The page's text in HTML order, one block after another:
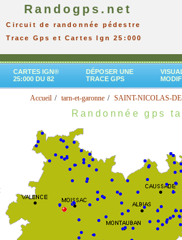
Randogps.net
Circuit de randonnée pédestre
Trace Gps et Cartes Ign 25:000
CARTES IGN®
25:000 DU 82
DÉPOSER UNE
TRACE GPS
Accueil tarn-et-garonne SAINT-NICOLAS-
Randonnée gps